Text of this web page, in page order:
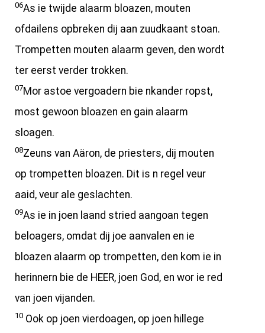
06As ie twijde alaarm bloazen, mouten
ofdailens opbreken dij aan zuudkaant stoan.
Trompetten mouten alaarm geven, den wordt
ter eerst verder trokken.
07Mor astoe vergoadern bie nkander ropst,
most gewoon bloazen en gain alaarm
sloagen.
08Zeuns van Aäron, de priesters, dij mouten
op trompetten bloazen. Dit is n regel veur
aaid, veur ale geslachten.
09As ie in joen laand stried aangoan tegen
beloagers, omdat dij joe aanvalen en ie
bloazen alaarm op trompetten, den kom ie in
herinnern bie de HEER, joen God, en wor ie red
van joen vijanden.
10 Ook op joen vierdoagen, op joen hillege